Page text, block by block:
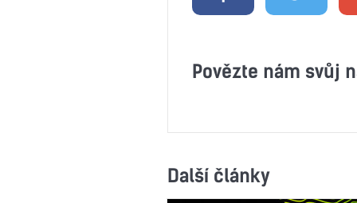
Povězte nám svůj
Další články